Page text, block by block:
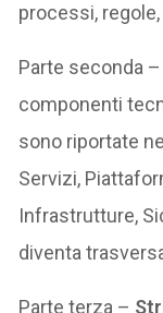
processi,
Parte seconda –
componenti
sono riportate
Servizi,
Infrastrutture,
diventa
Parte terza –